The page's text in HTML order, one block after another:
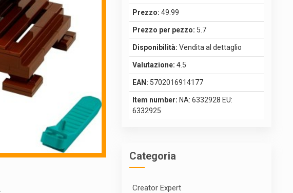
Prezzo: 49.99
Prezzo per pezzo: 5.7
Disponibilità: Vendita al dettaglio
Valutazione: 4.5
EAN: 5702016914177
Item number: NA: 6332928 EU:
6332925
Categoria
Creator Expert